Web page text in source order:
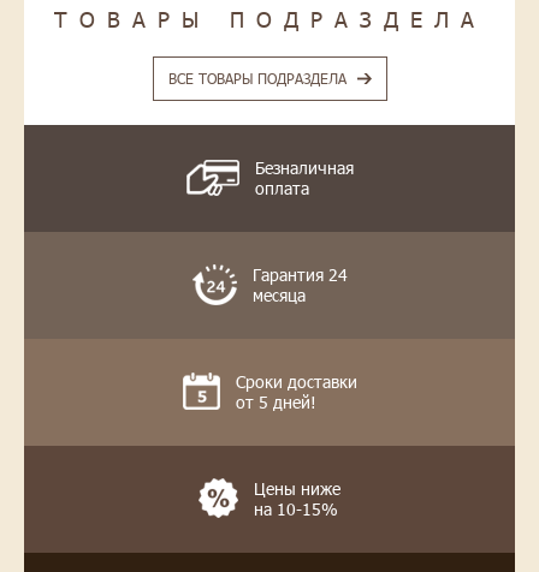
ТОВАРЫ ПОДРАЗДЕЛА
ВСЕ ТОВАРЫ ПОДРАЗДЕЛА
Безналичная
оплата
Гарантия 24
месяца
Сроки доставки
от 5 дней!
Цены ниже
на 10-15%